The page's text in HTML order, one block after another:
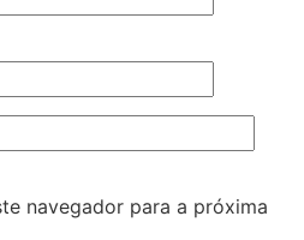
navegador para a próxima